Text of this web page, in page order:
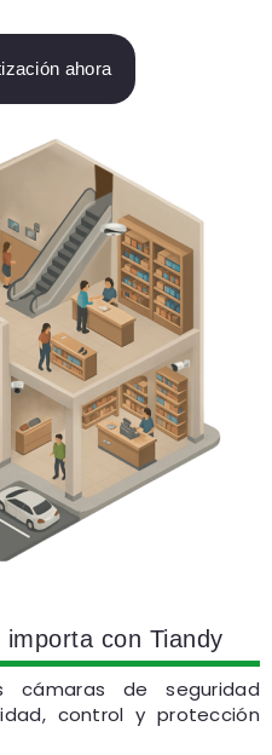
ahora
con Tiandy
cámaras de seguridad
control y protección